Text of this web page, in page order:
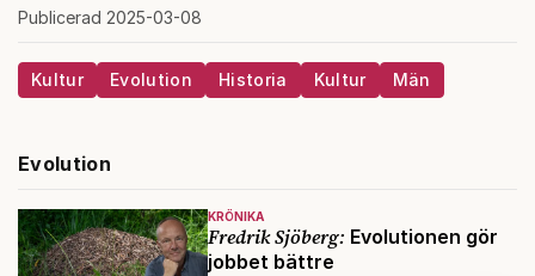
Publicerad 2025-03-08
Kultur Evolution Historia Kultur Män
Evolution
KRÖNIKA
Fredrik Sjöberg: Evolutionen gör
jobbet bättre